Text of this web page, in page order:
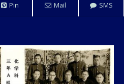
Pin Mail SMS